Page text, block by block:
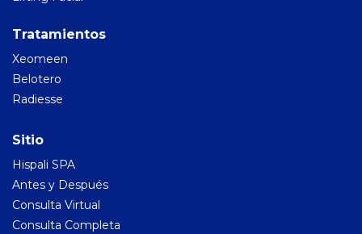
Tratamientos
Xeomeen
Belotero
Radiesse
Sitio
Hispali SPA
Antes y Después
Consulta Virtual
Consulta Completa